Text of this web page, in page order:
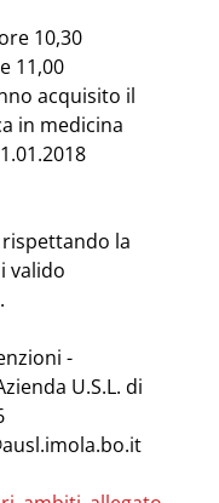
10,30
11,00
acquisito il
in medicina
la
valido
-
U.S.L. di